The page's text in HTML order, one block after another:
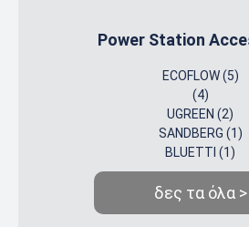
Power Station
ECOFLOW (5)
(4)
UGREEN (2)
SANDBERG (1)
BLUETTI (1)
δες τα όλα >